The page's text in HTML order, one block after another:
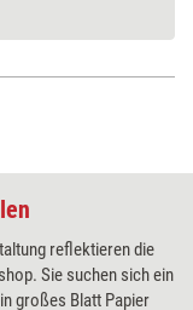
reflektieren die
Sie suchen sich ein
großes Blatt Papier